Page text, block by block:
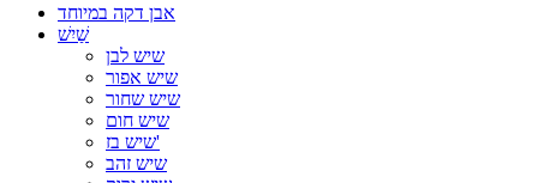
אבן דקה במיוחד
שַׁיִשׁ
שיש לבן
שיש אפור
שיש שחור
שיש חום
שיש בז'
שיש זהב